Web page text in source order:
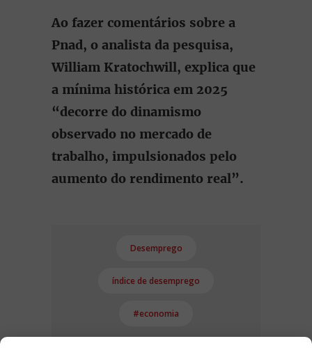
Ao fazer comentários sobre a
Pnad, o analista da pesquisa,
William Kratochwill, explica que
a mínima histórica em 2025
“decorre do dinamismo
observado no mercado de
trabalho, impulsionados pelo
aumento do rendimento real”.
Desemprego
índice de desemprego
#economia